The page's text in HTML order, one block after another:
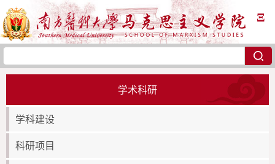
Ξ
学术科研
学科建设
科研项目